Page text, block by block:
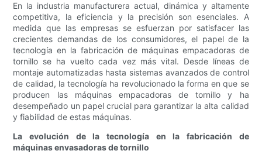
En la industria manufacturera actual, dinámica y altamente
competitiva, la eficiencia y la precisión son esenciales. A
medida que las empresas se esfuerzan por satisfacer las
crecientes demandas de los consumidores, el papel de la
tecnología en la fabricación de máquinas empacadoras de
tornillo se ha vuelto cada vez más vital. Desde líneas de
montaje automatizadas hasta sistemas avanzados de control
de calidad, la tecnología ha revolucionado la forma en que se
producen las máquinas empacadoras de tornillo y ha
desempeñado un papel crucial para garantizar la alta calidad
y fiabilidad de estas máquinas.
La evolución de la tecnología en la fabricación de
máquinas envasadoras de tornillo